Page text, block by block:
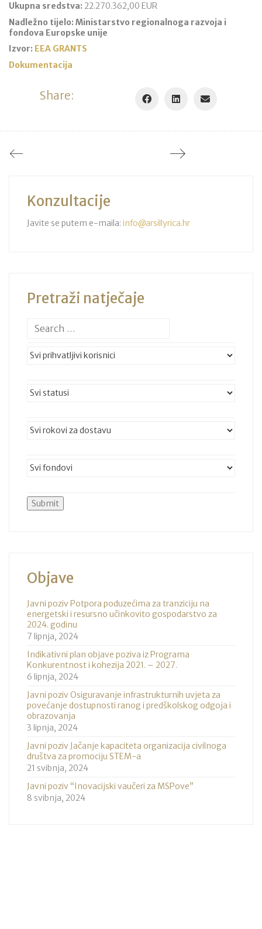
Ukupna sredstva: 22.270.362,00 EUR
Nadležno tijelo: Ministarstvo regionalnoga razvoja i
fondova Europske unije
Izvor: EEA GRANTS
Dokumentacija
Share:
Konzultacije
Javite se putem e-maila: info@arsillyrica.hr
Pretraži natječaje
Objave
Javni poziv Potpora poduzećima za tranziciju na
energetski i resursno učinkovito gospodarstvo za
2024. godinu
7 lipnja, 2024
Indikativni plan objave poziva iz Programa
Konkurentnost i kohezija 2021. – 2027.
6 lipnja, 2024
Javni poziv Osiguravanje infrastrukturnih uvjeta za
povećanje dostupnosti ranog i predškolskog odgoja i
obrazovanja
3 lipnja, 2024
Javni poziv Jačanje kapaciteta organizacija civilnoga
društva za promociju STEM-a
21 svibnja, 2024
Javni poziv “Inovacijski vaučeri za MSPove”
8 svibnja, 2024